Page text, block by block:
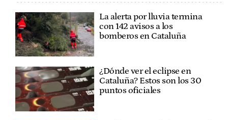
La alerta por lluvia termina
con 142 avisos a los
bomberos en Cataluña
¿Dónde ver el eclipse en
Cataluña? Estos son los 30
puntos oficiales